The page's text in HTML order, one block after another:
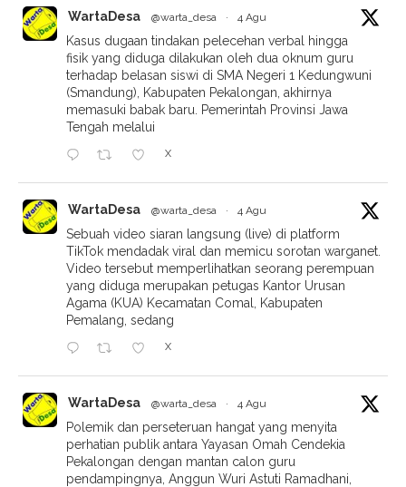
WartaDesa @warta_desa · 4 Agu
Kasus dugaan tindakan pelecehan verbal hingga
fisik yang diduga dilakukan oleh dua oknum guru
terhadap belasan siswi di SMA Negeri 1 Kedungwuni
(Smandung), Kabupaten Pekalongan, akhirnya
memasuki babak baru. Pemerintah Provinsi Jawa
Tengah melalui
X
WartaDesa @warta_desa · 4 Agu
Sebuah video siaran langsung (live) di platform
TikTok mendadak viral dan memicu sorotan warganet.
Video tersebut memperlihatkan seorang perempuan
yang diduga merupakan petugas Kantor Urusan
Agama (KUA) Kecamatan Comal, Kabupaten
Pemalang, sedang
X
WartaDesa @warta_desa · 4 Agu
Polemik dan perseteruan hangat yang menyita
perhatian publik antara Yayasan Omah Cendekia
Pekalongan dengan mantan calon guru
pendampingnya, Anggun Wuri Astuti Ramadhani,